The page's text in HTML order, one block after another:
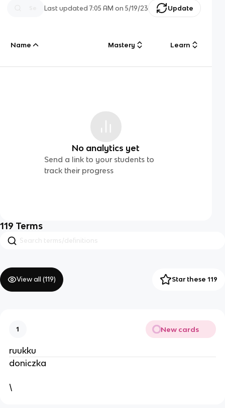
Last updated7:05 AM on 5/19/23 Update
Name Mastery Learn
No analytics yet
Send a link to your students to
track their progress
119 Terms
View all (119) Star these 119
1 New cards
ruukku
doniczka
\